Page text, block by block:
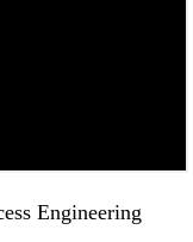
Engineering